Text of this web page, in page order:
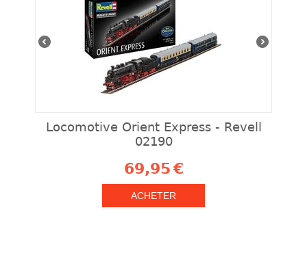
Locomotive Orient Express - Revell
02190
69,95€
ACHETER